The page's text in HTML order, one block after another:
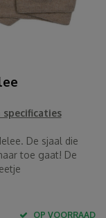
specificaties
De sjaal die
toe gaat! De
OP VOORRAAD